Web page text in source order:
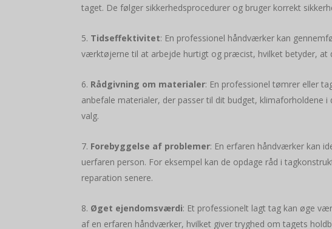
taget. De følger sikkerhedsprocedurer og bruger korrekt
Tidseffektivitet: En professionel håndværker kan
værktøjerne til at arbejde hurtigt og præcist, hvilket betyder, at
Rådgivning om materialer: En professionel tømrer eller
anbefale materialer, der passer til dit budget,
valg.
Forebyggelse af problemer: En erfaren håndværker kan
uerfaren person. For eksempel kan de opdage råd i
reparation senere.
Øget ejendomsværdi: Et professionelt lagt tag kan øge
af en erfaren håndværker, hvilket giver tryghed om tagets